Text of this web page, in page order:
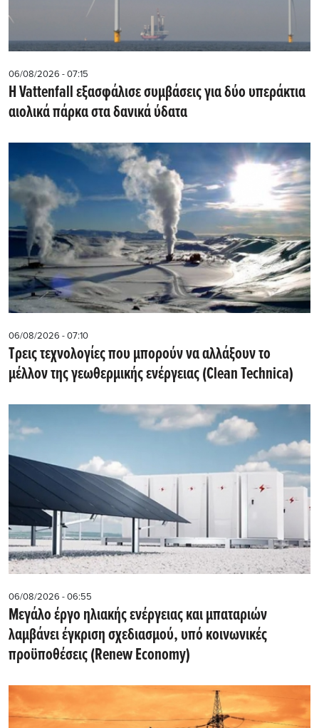
06/08/2026 - 07:15
Η Vattenfall εξασφάλισε συμβάσεις για δύο υπεράκτια
αιολικά πάρκα στα δανικά ύδατα
06/08/2026 - 07:10
Τρεις τεχνολογίες που μπορούν να αλλάξουν το
μέλλον της γεωθερμικής ενέργειας (Clean Technica)
06/08/2026 - 06:55
Μεγάλο έργο ηλιακής ενέργειας και μπαταριών
λαμβάνει έγκριση σχεδιασμού, υπό κοινωνικές
προϋποθέσεις (Renew Economy)